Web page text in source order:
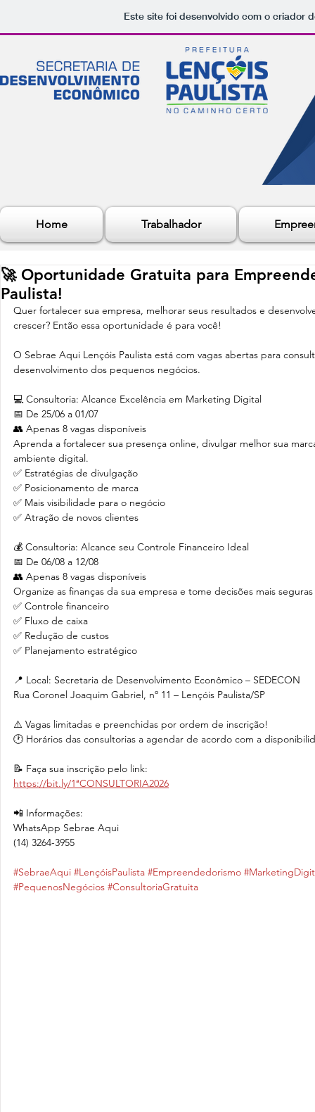
Este site foi desenvolvido com o criador
Home Trabalhador
🚀 Oportunidade Gratuita para
Paulista!
Quer fortalecer sua empresa, melhorar seus resultados e
crescer? Então essa oportunidade é para você!
O Sebrae Aqui Lençóis Paulista está com vagas abertas para
desenvolvimento dos pequenos negócios.
💻 Consultoria: Alcance Excelência em Marketing Digital
📅 De 25/06 a 01/07
👥 Apenas 8 vagas disponíveis
Aprenda a fortalecer sua presença online, divulgar melhor sua
ambiente digital.
✅ Estratégias de divulgação
✅ Posicionamento de marca
✅ Mais visibilidade para o negócio
✅ Atração de novos clientes
💰 Consultoria: Alcance seu Controle Financeiro Ideal
📅 De 06/08 a 12/08
👥 Apenas 8 vagas disponíveis
Organize as finanças da sua empresa e tome decisões mais
✅ Controle financeiro
✅ Fluxo de caixa
✅ Redução de custos
✅ Planejamento estratégico
📍 Local: Secretaria de Desenvolvimento Econômico – SEDECON
Rua Coronel Joaquim Gabriel, nº 11 – Lençóis Paulista/SP
⚠️ Vagas limitadas e preenchidas por ordem de inscrição!
🕐 Horários das consultorias a agendar de acordo com a
📝 Faça sua inscrição pelo link:
https://bit.ly/1ªCONSULTORIA2026
📲 Informações:
WhatsApp Sebrae Aqui
(14) 3264-3955
#SebraeAqui #LençóisPaulista #Empreendedorismo
#PequenosNegócios #ConsultoriaGratuita